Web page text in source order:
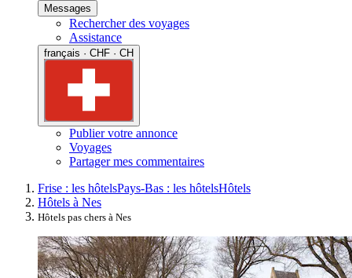
Messages
Rechercher des voyages
Assistance
français · CHF · CH
Publier votre annonce
Voyages
Partager mes commentaires
Frise : les hôtelsPays-Bas : les hôtelsHôtels
Hôtels à Nes
Hôtels pas chers à Nes